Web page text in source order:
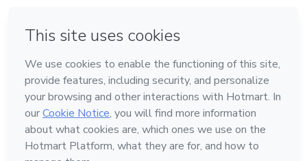
Hecho con❤ en Ciudad de México
Conoce Hotmart
Idioma